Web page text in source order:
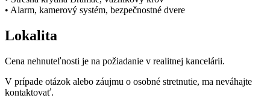
• Alarm, kamerový systém, bezpečnostné dvere
Lokalita
Cena nehnuteľnosti je na požiadanie v realitnej kancelárii.
V prípade otázok alebo záujmu o osobné stretnutie, ma neváhajte
kontaktovať.